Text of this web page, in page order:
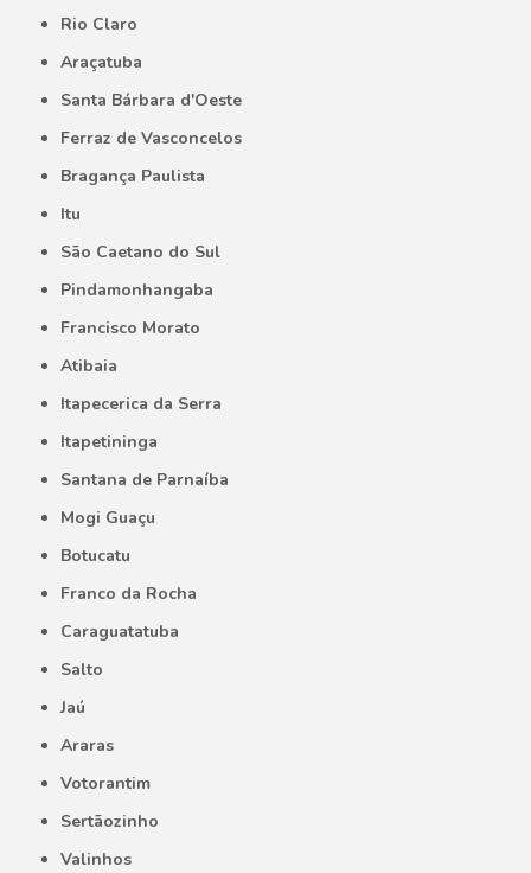
Rio Claro
Araçatuba
Santa Bárbara d'Oeste
Ferraz de Vasconcelos
Bragança Paulista
Itu
São Caetano do Sul
Pindamonhangaba
Francisco Morato
Atibaia
Itapecerica da Serra
Itapetininga
Santana de Parnaíba
Mogi Guaçu
Botucatu
Franco da Rocha
Caraguatatuba
Salto
Jaú
Araras
Votorantim
Sertãozinho
Valinhos